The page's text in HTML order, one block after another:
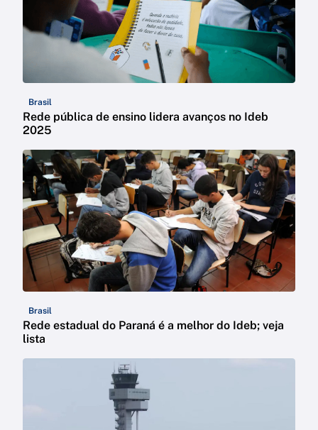
Brasil
Rede pública de ensino lidera avanços no Ideb
2025
Brasil
Rede estadual do Paraná é a melhor do Ideb; veja
lista